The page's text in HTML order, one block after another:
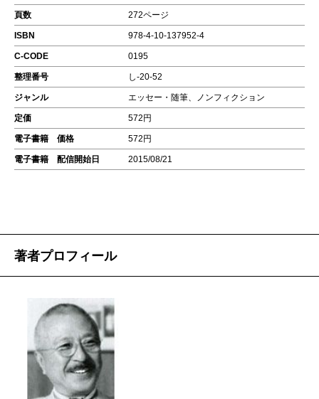
頁数 272ページ
ISBN 978-4-10-137952-4
C-CODE 0195
整理番号 し-20-52
ジャンル エッセー・随筆、ノンフィクション
定価 572円
電子書籍 価格 572円
電子書籍 配信開始日 2015/08/21
著者プロフィール